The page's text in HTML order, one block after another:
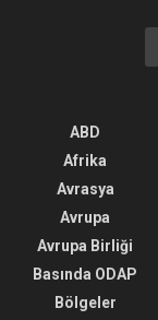
ABD
Afrika
Avrasya
Avrupa
Avrupa Birliği
Basında ODAP
Bölgeler